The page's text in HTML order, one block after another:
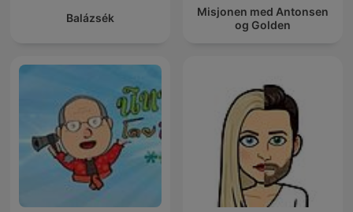
Balázsék
Misjonen med Antonsen
og Golden